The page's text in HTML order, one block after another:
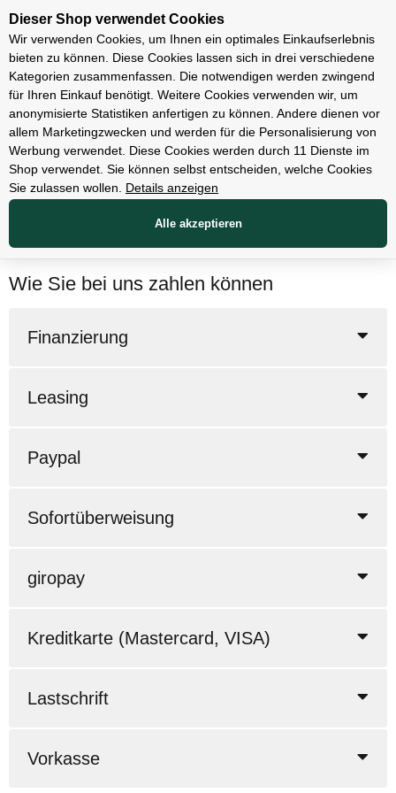
Unsere Filialen
Versand und Zahlungsarten
Wie Sie Ihre Bestellung erhalten
Ihre gewünschten Produkte können Sie bequem mit Click & Collect
stationären Geschäftenabholen, so dass keine
Versandkosten anfallen.
Wie Sie bei uns zahlen können
Finanzierung
Leasing
Paypal
Sofortüberweisung
giropay
Kreditkarte (Mastercard, VISA)
Lastschrift
Vorkasse
Dieser Shop verwendet Cookies
Wir verwenden Cookies, um Ihnen ein optimales Einkaufserlebnis
bieten zu können. Diese Cookies lassen sich in drei verschiedene
Kategorien zusammenfassen. Die notwendigen werden zwingend
für Ihren Einkauf benötigt. Weitere Cookies verwenden wir, um
anonymisierte Statistiken anfertigen zu können. Andere dienen vor
allem Marketingzwecken und werden für die Personalisierung von
Werbung verwendet. Diese Cookies werden durch 11 Dienste im
Shop verwendet. Sie können selbst entscheiden, welche Cookies
Sie zulassen wollen.
Details anzeigen
Alle akzeptieren